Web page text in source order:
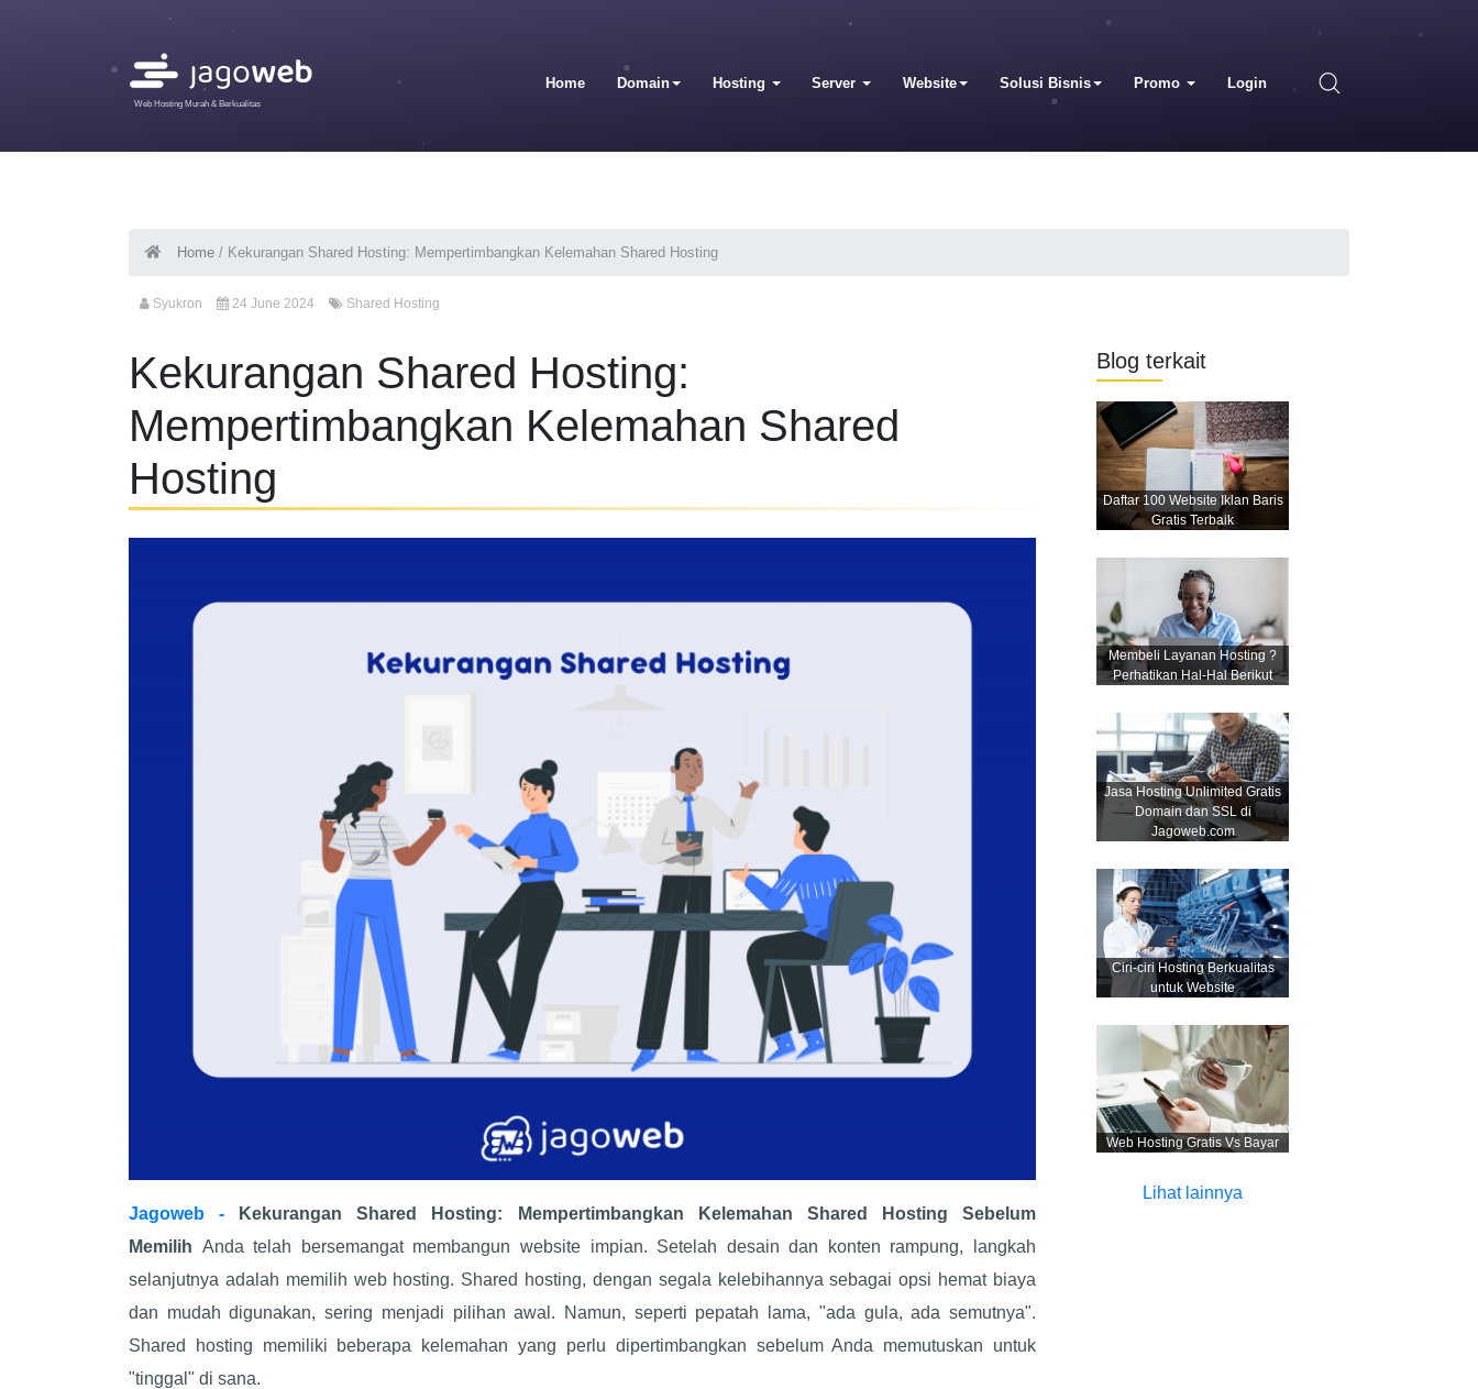
Web Hosting Murah & Berkualitas
Home Domain Hosting Server Website Solusi Bisnis Promo Login
Home / Kekurangan Shared Hosting: Mempertimbangkan Kelemahan Shared Hosting
Syukron 24 June 2024 Shared Hosting
Kekurangan Shared Hosting:
Mempertimbangkan Kelemahan Shared
Hosting
Jagoweb -
Kekurangan Shared Hosting: Mempertimbangkan Kelemahan Shared Hosting Sebelum
Memilih Anda telah bersemangat membangun website impian. Setelah desain dan konten rampung, langkah
selanjutnya adalah memilih web hosting. Shared hosting, dengan segala kelebihannya sebagai opsi hemat biaya
dan mudah digunakan, sering menjadi pilihan awal. Namun, seperti pepatah lama, "ada gula, ada semutnya".
Shared hosting memiliki beberapa kelemahan yang perlu dipertimbangkan sebelum Anda memutuskan untuk
"tinggal" di sana.
Blog terkait
Daftar 100 Website Iklan Baris
Gratis Terbaik
Membeli Layanan Hosting ?
Perhatikan Hal-Hal Berikut
Jasa Hosting Unlimited Gratis
Domain dan SSL di
Jagoweb.com
Ciri-ciri Hosting Berkualitas
untuk Website
Web Hosting Gratis Vs Bayar
Lihat lainnya